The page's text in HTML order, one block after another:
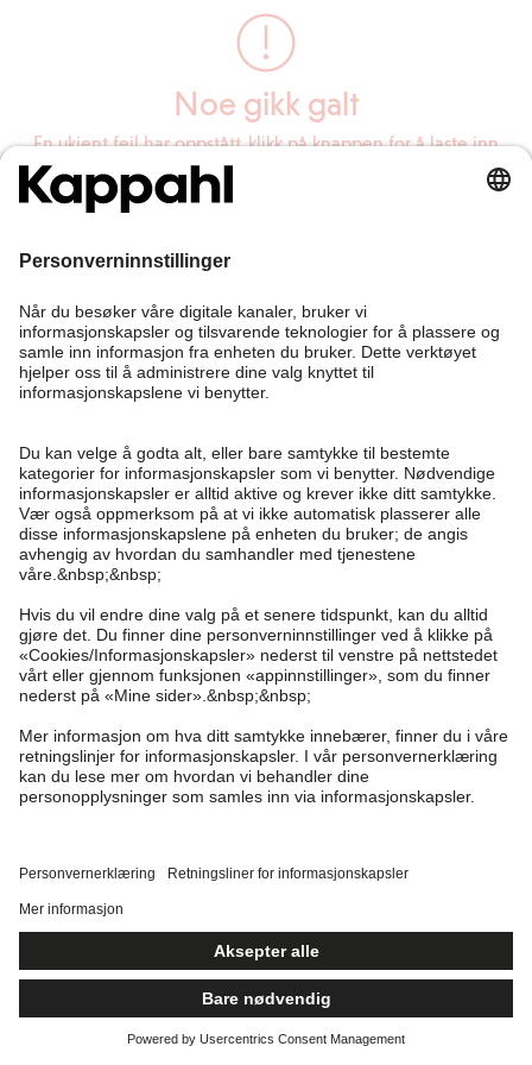
Noe gikk galt
En ukjent feil har oppstått, klikk på knappen for å laste inn
siden på nytt.